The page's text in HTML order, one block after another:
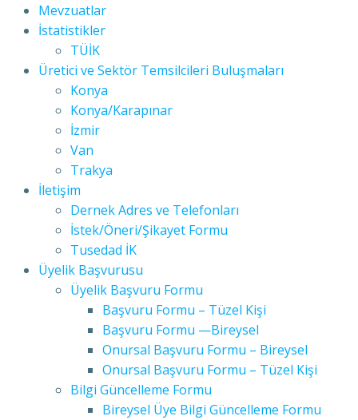
Mevzuatlar
İstatistikler
TÜİK
Üretici ve Sektör Temsilcileri Buluşmaları
Konya
Konya/Karapınar
İzmir
Van
Trakya
İletişim
Dernek Adres ve Telefonları
İstek/Öneri/Şikayet Formu
Tusedad İK
Üyelik Başvurusu
Üyelik Başvuru Formu
Başvuru Formu – Tüzel Kişi
Başvuru Formu —Bireysel
Onursal Başvuru Formu – Bireysel
Onursal Başvuru Formu – Tüzel Kişi
Bilgi Güncelleme Formu
Bireysel Üye Bilgi Güncelleme Formu